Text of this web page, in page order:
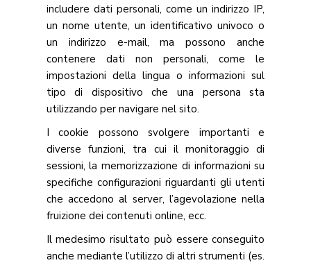
includere dati personali, come un indirizzo IP,
un nome utente, un identificativo univoco o
un indirizzo e-mail, ma possono anche
contenere dati non personali, come le
impostazioni della lingua o informazioni sul
tipo di dispositivo che una persona sta
utilizzando per navigare nel sito.
I cookie possono svolgere importanti e
diverse funzioni, tra cui il monitoraggio di
sessioni, la memorizzazione di informazioni su
specifiche configurazioni riguardanti gli utenti
che accedono al server, l’agevolazione nella
fruizione dei contenuti online, ecc.
Il medesimo risultato può essere conseguito
anche mediante l’utilizzo di altri strumenti (es.